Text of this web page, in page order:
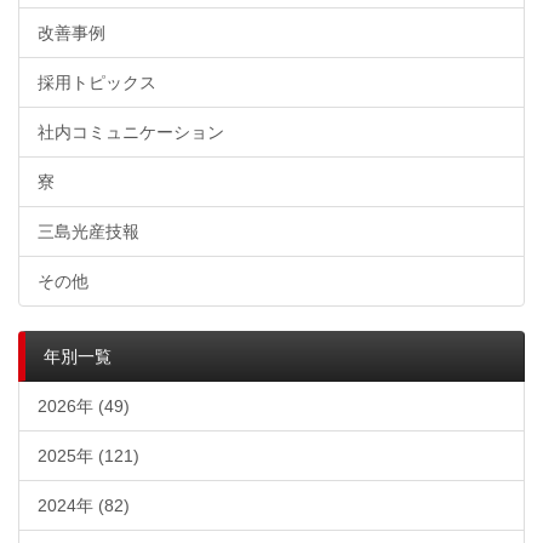
改善事例
採用トピックス
社内コミュニケーション
寮
三島光産技報
その他
年別一覧
2026年 (49)
2025年 (121)
2024年 (82)